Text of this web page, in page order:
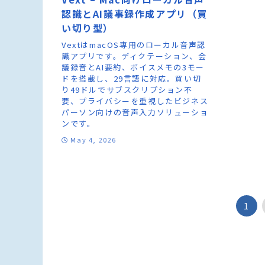
認識とAI議事録作成アプリ（買
い切り型）
VextはmacOS専用のローカル音声認
識アプリです。ディクテーション、会
議録音とAI要約、ボイスメモの3モー
ドを搭載し、29言語に対応。買い切
り49ドルでサブスクリプション不
要、プライバシーを重視したビジネス
パーソン向けの音声入力ソリューショ
ンです。
May 4, 2026
1